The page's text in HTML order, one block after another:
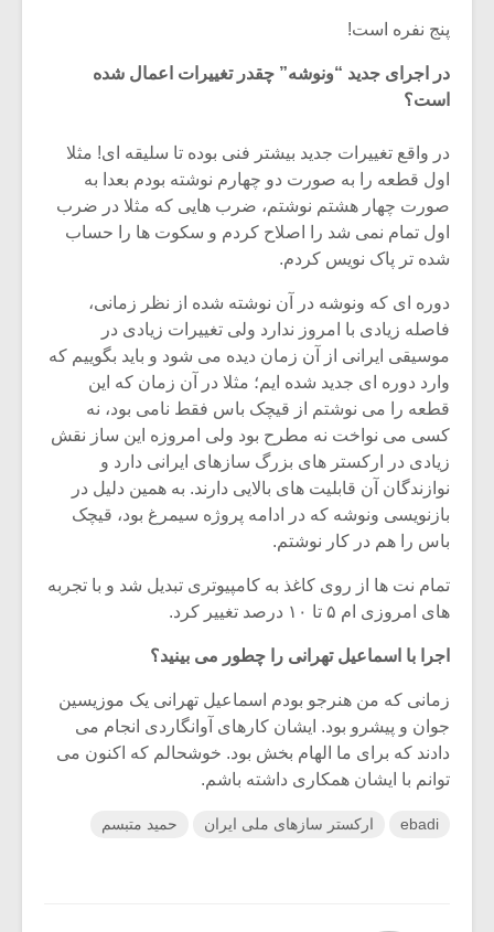
پنج نفره است!
در اجرای جدید “ونوشه” چقدر تغییرات اعمال شده
است؟
در واقع تغییرات جدید بیشتر فنی بوده تا سلیقه ای! مثلا
اول قطعه را به صورت دو چهارم نوشته بودم بعدا به
صورت چهار هشتم نوشتم، ضرب هایی که مثلا در ضرب
اول تمام نمی شد را اصلاح کردم و سکوت ها را حساب
شده تر پاک نویس کردم.
دوره ای که ونوشه در آن نوشته شده از نظر زمانی،
فاصله زیادی با امروز ندارد ولی تغییرات زیادی در
موسیقی ایرانی از آن زمان دیده می شود و باید بگوییم که
وارد دوره ای جدید شده ایم؛ مثلا در آن زمان که این
قطعه را می نوشتم از قیچک باس فقط نامی بود، نه
کسی می نواخت نه مطرح بود ولی امروزه این ساز نقش
زیادی در ارکستر های بزرگ سازهای ایرانی دارد و
نوازندگان آن قابلیت های بالایی دارند. به همین دلیل در
بازنویسی ونوشه که در ادامه پروژه سیمرغ بود، قیچک
باس را هم در کار نوشتم.
تمام نت ها از روی کاغذ به کامپیوتری تبدیل شد و با تجربه
های امروزی ام ۵ تا ۱۰ درصد تغییر کرد.
اجرا با اسماعیل تهرانی را چطور می بینید؟
زمانی که من هنرجو بودم اسماعیل تهرانی یک موزیسین
جوان و پیشرو بود. ایشان کارهای آوانگاردی انجام می
دادند که برای ما الهام بخش بود. خوشحالم که اکنون می
توانم با ایشان همکاری داشته باشم.
ebadi ارکستر سازهای ملی ایران حمید متبسم